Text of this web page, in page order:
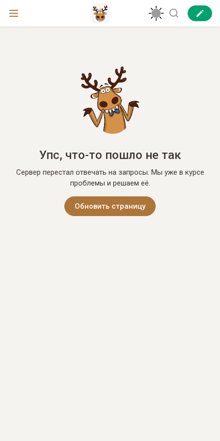
Упс, что-то пошло не так
Сервер перестал отвечать на запросы. Мы уже в курсе
проблемы и решаем её.
Обновить страницу